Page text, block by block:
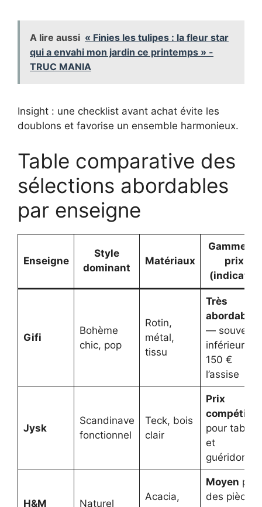
A lire aussi « Finies les tulipes : la fleur star
qui a envahi mon jardin ce printemps » -
TRUC MANIA
Insight : une checklist avant achat évite les
doublons et favorise un ensemble harmonieux.
Table comparative des
sélections abordables
par enseigne
Enseigne
Style
dominant
Matériaux
Gamme de
prix
(indicatif)
Gifi
Bohème
chic, pop
Rotin,
métal,
tissu
Très
abordable
— souvent
inférieur à
150 €
l’assise
Jysk
Scandinave
fonctionnel
Teck, bois
clair
Prix
pour tables
et
guéridons
H&M
Naturel
Acacia,
Moyen
des pièces